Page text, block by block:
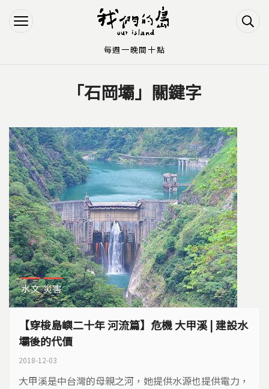
Jump to Navigation
Jump to Main content
「石岡壩」關鍵字
水文 災害
【穿梭島嶼二十年 河流篇】危機 大甲溪 | 建設水
壩後的代價
2018-12-03
大甲溪是中台灣的母親之河，她提供水源也提供電力，
每週一晚間十點